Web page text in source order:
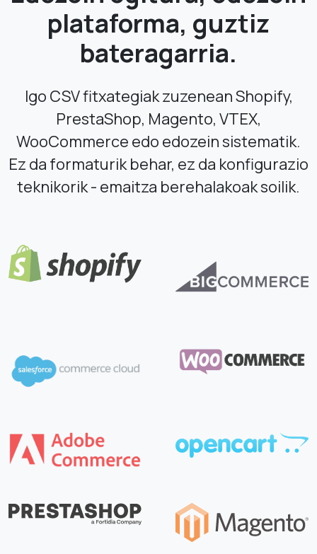
plataforma, guztiz
bateragarria.
Igo CSV fitxategiak zuzenean Shopify,
PrestaShop, Magento, VTEX,
WooCommerce edo edozein sistematik.
Ez da formaturik behar, ez da konfigurazio
teknikorik - emaitza berehalakoak soilik.